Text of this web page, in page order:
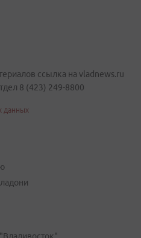
ссылка на vladnews.ru
8 (423) 249-8800
данных